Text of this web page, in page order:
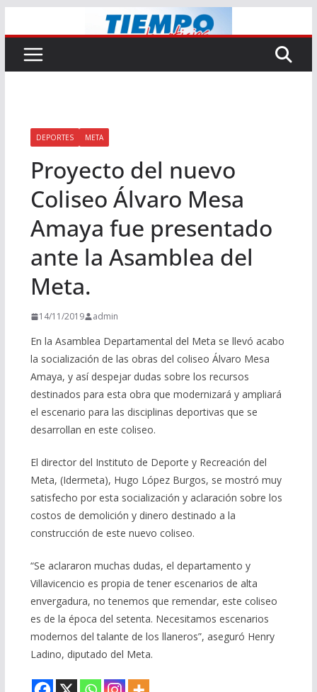
al
contenido
DEPORTES META
Proyecto del nuevo
Coliseo Álvaro Mesa
Amaya fue presentado
ante la Asamblea del
Meta.
14/11/2019 admin
En la Asamblea Departamental del Meta se llevó acabo
la socialización de las obras del coliseo Álvaro Mesa
Amaya, y así despejar dudas sobre los recursos
destinados para esta obra que modernizará y ampliará
el escenario para las disciplinas deportivas que se
desarrollan en este coliseo.
El director del Instituto de Deporte y Recreación del
Meta, (Idermeta), Hugo López Burgos, se mostró muy
satisfecho por esta socialización y aclaración sobre los
costos de demolición y dinero destinado a la
construcción de este nuevo coliseo.
“Se aclararon muchas dudas, el departamento y
Villavicencio es propia de tener escenarios de alta
envergadura, no tenemos que remendar, este coliseo
es de la época del setenta. Necesitamos escenarios
modernos del talante de los llaneros”, aseguró Henry
Ladino, diputado del Meta.